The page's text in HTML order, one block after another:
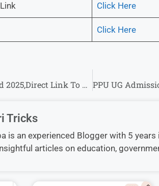
Click Here
Click Here
MPPEB Group 4 Admit Card 2025,Direct Link To Download @esb.mp.gov.in
Tricks
is an experienced Blogger with 5
articles on education,